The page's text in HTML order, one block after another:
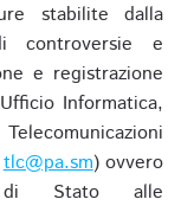
stabilite dalla
controversie e
e registrazione
Informatica,
tlc@pa.sm) ovvero
di Stato alle